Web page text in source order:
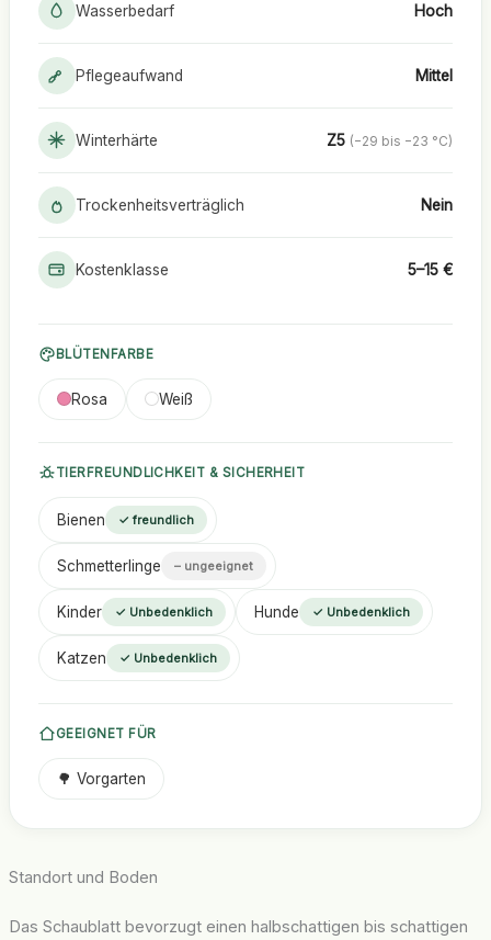
Wasserbedarf Hoch
Pflegeaufwand Mittel
Winterhärte Z5 (−29 bis −23 °C)
Trockenheitsverträglich Nein
Kostenklasse 5–15 €
BLÜTENFARBE
Rosa Weiß
TIERFREUNDLICHKEIT & SICHERHEIT
Bienen ✓ freundlich
Schmetterlinge – ungeeignet
Kinder ✓ Unbedenklich Hunde ✓ Unbedenklich
Katzen ✓ Unbedenklich
GEEIGNET FÜR
🌳 Vorgarten
Standort und Boden
Das Schaublatt bevorzugt einen halbschattigen bis schattigen